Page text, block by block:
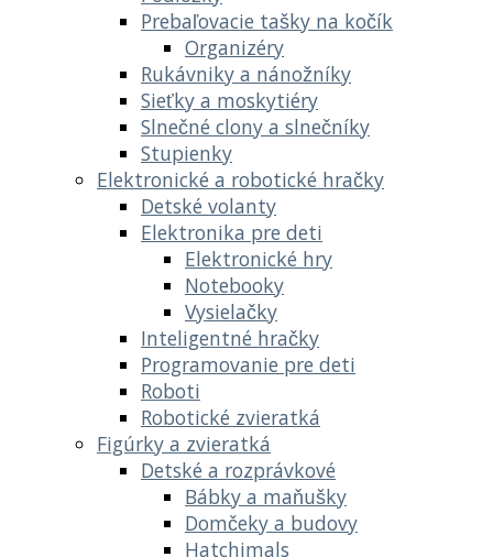
Prebaľovacie tašky na kočík
Organizéry
Rukávniky a nánožníky
Sieťky a moskytiéry
Slnečné clony a slnečníky
Stupienky
Elektronické a robotické hračky
Detské volanty
Elektronika pre deti
Elektronické hry
Notebooky
Vysielačky
Inteligentné hračky
Programovanie pre deti
Roboti
Robotické zvieratká
Figúrky a zvieratká
Detské a rozprávkové
Bábky a maňušky
Domčeky a budovy
Hatchimals